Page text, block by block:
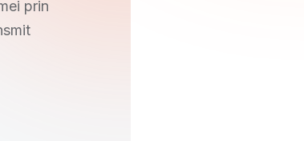
prin